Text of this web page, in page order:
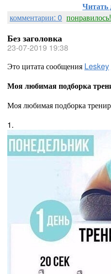
Читать
комментарии: 0 понравилось!
Без заголовка
23-07-2019 19:38
Это цитата сообщения Leskey
Моя любимая подборка
Моя любимая подборка
1.